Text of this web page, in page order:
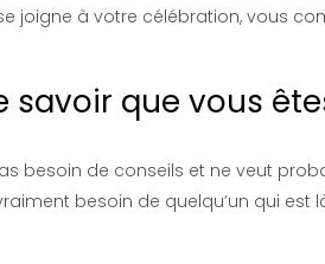
se joigne à votre célébration, vous
savoir que vous
besoin de conseils et ne veut
besoin de quelqu’un qui est